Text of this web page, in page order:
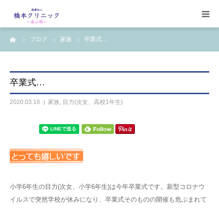
ブログ 家族 卒業式…
卒業式…
2020.03.16 家族, 目力(次女、高校1年生)
小学6年生の目力(次女、小学6年生)は今年卒業式です。新型コロナウ
イルスで突然学校が休みになり、卒業式そのものの開催も危ぶまれて
受診案内
治療案内
【コラム】
ワクチン一覧